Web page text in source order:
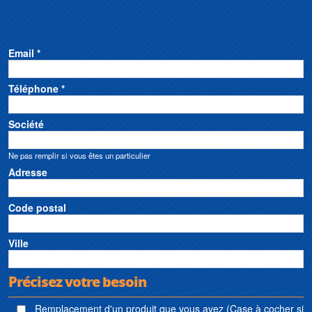
Email *
Téléphone *
Société
Ne pas remplir si vous êtes un particulier
Adresse
Code postal
Ville
Précisez votre besoin
Remplacement d'un produit que vous avez (Case à cocher si